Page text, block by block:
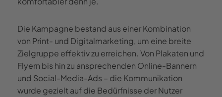
Die Kampagne bestand aus einer Kombination
von Print- und Digitalmarketing, um eine breite
Zielgruppe effektiv zu erreichen. Von Plakaten und
Flyern bis hin zu ansprechenden Online-Bannern
und Social-Media-Ads – die Kommunikation
wurde gezielt auf die Bedürfnisse der Nutzer